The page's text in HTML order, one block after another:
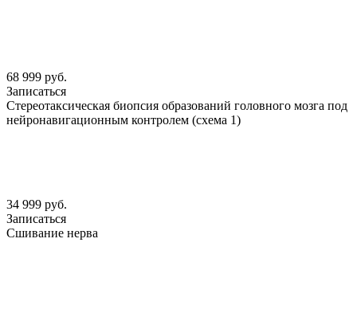
68 999 руб.
Записаться
Стереотаксическая биопсия образований головного мозга под
нейронавигационным контролем (схема 1)
34 999 руб.
Записаться
Сшивание нерва